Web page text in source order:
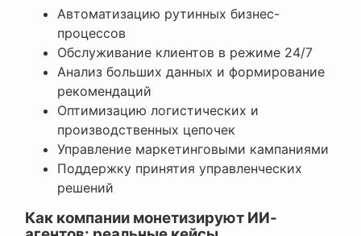
Автоматизацию рутинных бизнес-
процессов
Обслуживание клиентов в режиме 24/7
Анализ больших данных и формирование
рекомендаций
Оптимизацию логистических и
производственных цепочек
Управление маркетинговыми кампаниями
Поддержку принятия управленческих
решений
Как компании монетизируют ИИ-